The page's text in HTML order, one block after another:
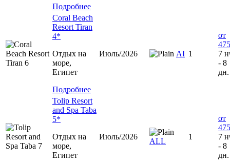
Подробнее
Coral Beach
Resort Tiran
4*
Отдых на
море,
Египет
Подробнее
Июль/2026 АІ 1
от
7
- 8
дн.
Tolip Resort
and Spa Taba
5*
Отдых на
море,
Египет
Июль/2026
ALL
1
от
7
- 8
дн.